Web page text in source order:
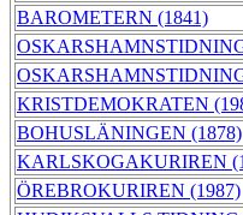
BAROMETERN (1841)
KRISTDEMOKRATEN
BOHUSLÄNINGEN (1878)
KARLSKOGAKURIREN
ÖREBROKURIREN (1987)